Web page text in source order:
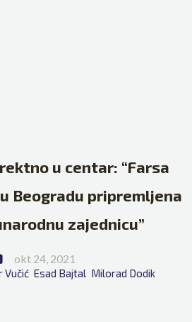
u centar: “Farsa
Beogradu pripremljena
zajednicu”
okt 24, 2021
Vučić Esad Bajtal Milorad Dodik